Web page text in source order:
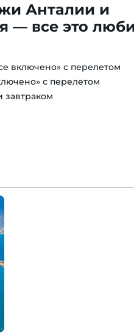
Анталии и
— все это
включено» с перелетом
с перелетом
завтраком